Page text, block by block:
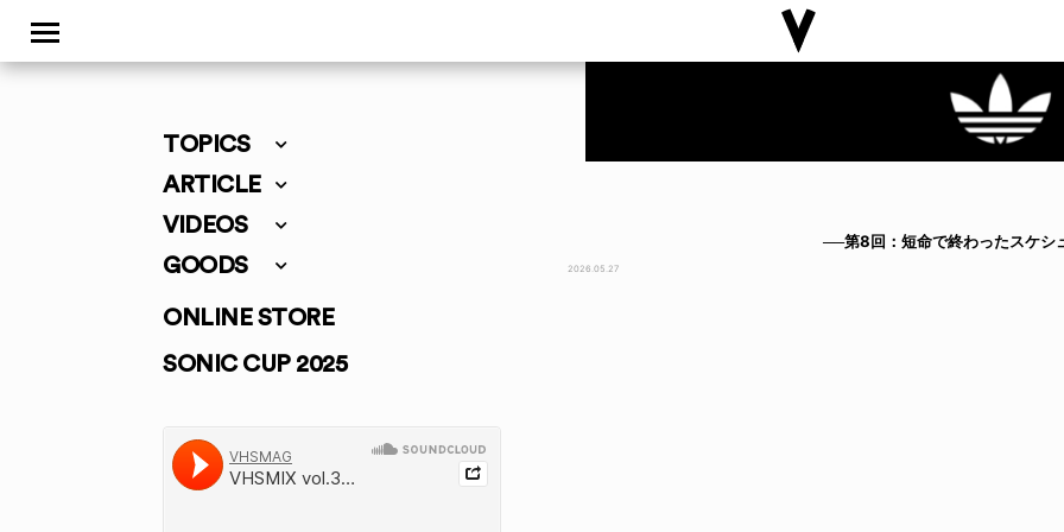
TOPICS
ARTICLE
VIDEOS
GOODS
ONLINE STORE
SONIC CUP 2025
──第8回：短命で終わったスケシ
2026.05.27